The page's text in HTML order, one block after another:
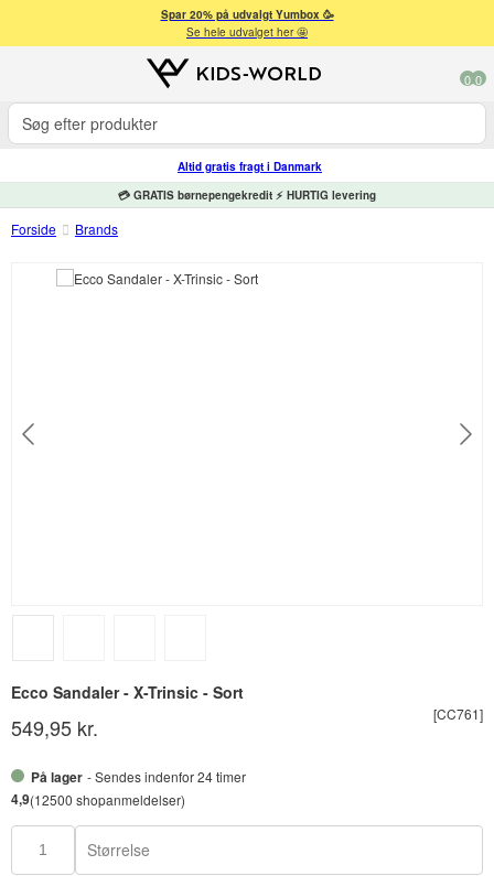
Spar 20% på udvalgt Yumbox 🥳
Se hele udvalget her 🤩
0 0
Altid gratis fragt i Danmark
💳 GRATIS børnepengekredit ⚡ HURTIG levering
Forside Brands
Ecco Sandaler - X-Trinsic - Sort
[CC761]
549,95 kr.
På lager - Sendes indenfor 24 timer
4,9(12500 shopanmeldelser)
Størrelse